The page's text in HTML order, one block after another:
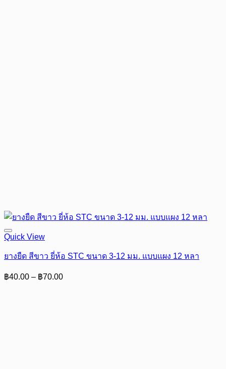
Quick View
ยางยืด สีขาว ยี่ห้อ STC ขนาด 3-12 มม. แบบแผง 12 หลา
฿40.00 – ฿70.00Price